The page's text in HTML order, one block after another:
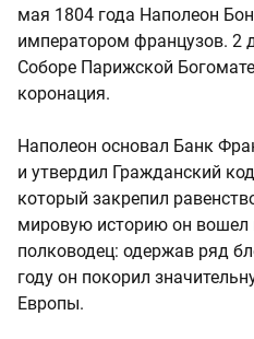
мая 1804 года Наполеон
императором французов. 2
Соборе Парижской
коронация.
Наполеон основал Банк
и утвердил Гражданский
который закрепил
мировую историю он вошел
полководец: одержав ряд
году он покорил
Европы.